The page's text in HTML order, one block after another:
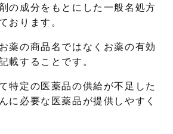
の成分をもとにした一般名処方
おります。
薬の商品名ではなくお薬の有効
載することです。
特定の医薬品の供給が不足した
に必要な医薬品が提供しやすく